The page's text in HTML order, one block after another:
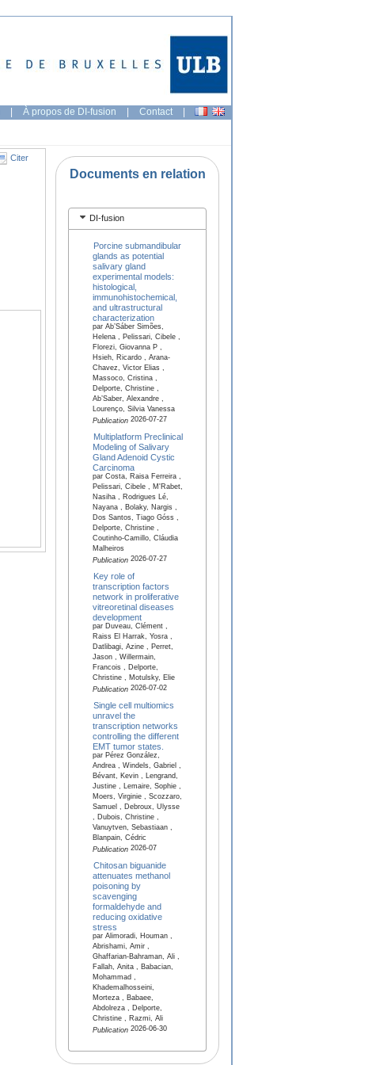
| À propos de DI-fusion | Contact |
Citer
Documents en relation
DI-fusion
Porcine submandibular
glands as potential
salivary gland
experimental models:
histological,
immunohistochemical,
and ultrastructural
characterization
par Ab’Sáber Simões,
Helena , Pelissari, Cibele ,
Florezi, Giovanna P ,
Hsieh, Ricardo , Arana-
Chavez, Victor Elias ,
Massoco, Cristina ,
Delporte, Christine ,
Ab’Saber, Alexandre ,
Lourenço, Silvia Vanessa
Publication2026-07-27
Multiplatform Preclinical
Modeling of Salivary
Gland Adenoid Cystic
Carcinoma
par Costa, Raisa Ferreira ,
Pelissari, Cibele , M'Rabet,
Nasiha , Rodrigues Lé,
Nayana , Bolaky, Nargis ,
Dos Santos, Tiago Góss ,
Delporte, Christine ,
Coutinho-Camillo, Cláudia
Malheiros
Publication2026-07-27
Key role of
transcription factors
network in proliferative
vitreoretinal diseases
development
par Duveau, Clément ,
Raiss El Harrak, Yosra ,
Datlibagi, Azine , Perret,
Jason , Willermain,
Francois , Delporte,
Christine , Motulsky, Elie
Publication2026-07-02
Single cell multiomics
unravel the
transcription networks
controlling the different
EMT tumor states.
par Pérez González,
Andrea , Windels, Gabriel ,
Bévant, Kevin , Lengrand,
Justine , Lemaire, Sophie ,
Moers, Virginie , Scozzaro,
Samuel , Debroux, Ulysse
, Dubois, Christine ,
Vanuytven, Sebastiaan ,
Blanpain, Cédric
Publication2026-07
Chitosan biguanide
attenuates methanol
poisoning by
scavenging
formaldehyde and
reducing oxidative
stress
par Alimoradi, Houman ,
Abrishami, Amir ,
Ghaffarian-Bahraman, Ali ,
Fallah, Anita , Babacian,
Mohammad ,
Khademalhosseini,
Morteza , Babaee,
Abdolreza , Delporte,
Christine , Razmi, Ali
Publication2026-06-30